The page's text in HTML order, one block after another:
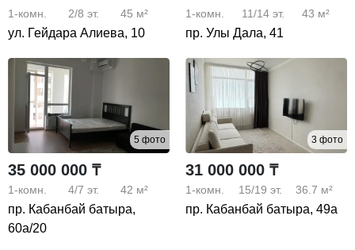
1-комн. 2/8 эт. 45 м²
ул. Гейдара Алиева, 10
1-комн. 11/14 эт. 43 м²
пр. Улы Дала, 41
5 фото
35 000 000 ₸
1-комн. 4/7 эт. 42 м²
пр. Кабанбай батыра,
60а/20
3 фото
31 000 000 ₸
1-комн. 15/19 эт. 36.7 м²
пр. Кабанбай батыра, 49а